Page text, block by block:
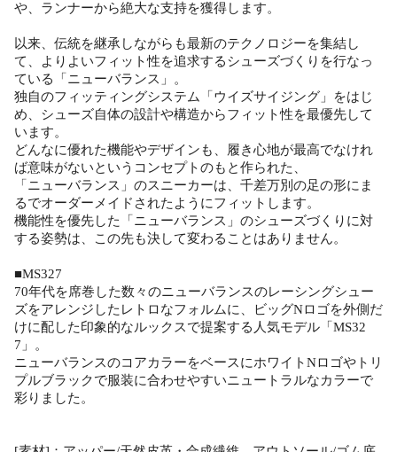
や、ランナーから絶大な支持を獲得します。
以来、伝統を継承しながらも最新のテクノロジーを集結し
て、よりよいフィット性を追求するシューズづくりを行なっ
ている「ニューバランス」。
独自のフィッティングシステム「ウイズサイジング」をはじ
め、シューズ自体の設計や構造からフィット性を最優先して
います。
どんなに優れた機能やデザインも、履き心地が最高でなけれ
ば意味がないというコンセプトのもと作られた、
「ニューバランス」のスニーカーは、千差万別の足の形にま
るでオーダーメイドされたようにフィットします。
機能性を優先した「ニューバランス」のシューズづくりに対
する姿勢は、この先も決して変わることはありません。
■MS327
70年代を席巻した数々のニューバランスのレーシングシュー
ズをアレンジしたレトロなフォルムに、ビッグNロゴを外側だ
けに配した印象的なルックスで提案する人気モデル「MS32
7」。
ニューバランスのコアカラーをベースにホワイトNロゴやトリ
プルブラックで服装に合わせやすいニュートラルなカラーで
彩りました。